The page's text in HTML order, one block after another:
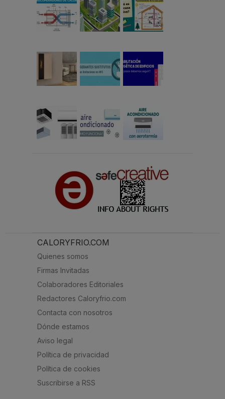
CALORYFRIO.COM
Quienes somos
Firmas Invitadas
Colaboradores Editoriales
Redactores Caloryfrio.com
Contacta con nosotros
Dónde estamos
Aviso legal
Política de privacidad
Política de cookies
Suscribirse a RSS